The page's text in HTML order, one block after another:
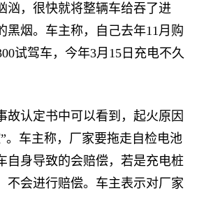
汹，很快就将整辆车给吞了进
黑烟。车主称，自己去年11月购
试驾车，今年3月15日充电不久
故认定书中可以看到，起火原因
。车主称，厂家要拖走自检电池
自身导致的会赔偿，若是充电桩
不会进行赔偿。车主表示对厂家